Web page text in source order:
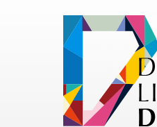
だくと、デンタルライフデ
メリット